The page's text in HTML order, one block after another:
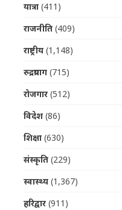
यात्रा(411)
राजनीति(409)
राष्ट्रीय(1,148)
रुद्रप्रयाग(715)
रोजगार(512)
विदेश(86)
शिक्षा(630)
संस्कृति(229)
स्वास्थ्य(1,367)
हरिद्वार(911)